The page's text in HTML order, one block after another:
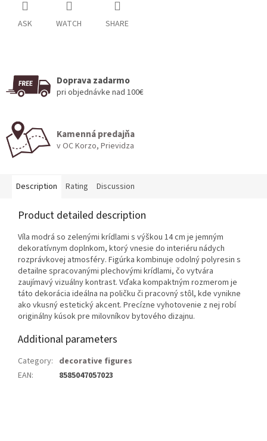
ASK WATCH SHARE
Doprava zadarmo
pri objednávke nad 100€
Kamenná predajňa
v OC Korzo, Prievidza
Description Rating Discussion
Product detailed description
Víla modrá so zelenými krídlami s výškou 14 cm je jemným
dekoratívnym doplnkom, ktorý vnesie do interiéru nádych
rozprávkovej atmosféry. Figúrka kombinuje odolný polyresin s
detailne spracovanými plechovými krídlami, čo vytvára
zaujímavý vizuálny kontrast. Vďaka kompaktným rozmerom je
táto dekorácia ideálna na poličku či pracovný stôl, kde vynikne
ako vkusný estetický akcent. Precízne vyhotovenie z nej robí
originálny kúsok pre milovníkov bytového dizajnu.
Additional parameters
Category: decorative figures
EAN: 8585047057023